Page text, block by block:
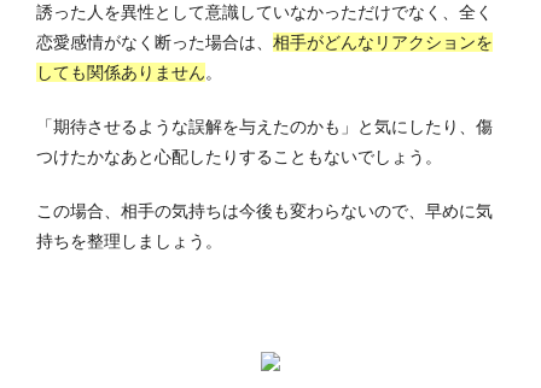
誘った人を異性として意識していなかっただけでなく、全く
恋愛感情がなく断った場合は、 相手がどんなリアクションを
しても関係ありません。
「期待させるような誤解を与えたのかも」と気にしたり、傷
つけたかなあと心配したりすることもないでしょう。
この場合、相手の気持ちは今後も変わらないので、早めに気
持ちを整理しましょう。